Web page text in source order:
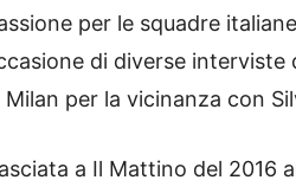
per le squadre
di diverse interviste
per la vicinanza con
a Il Mattino del 2016